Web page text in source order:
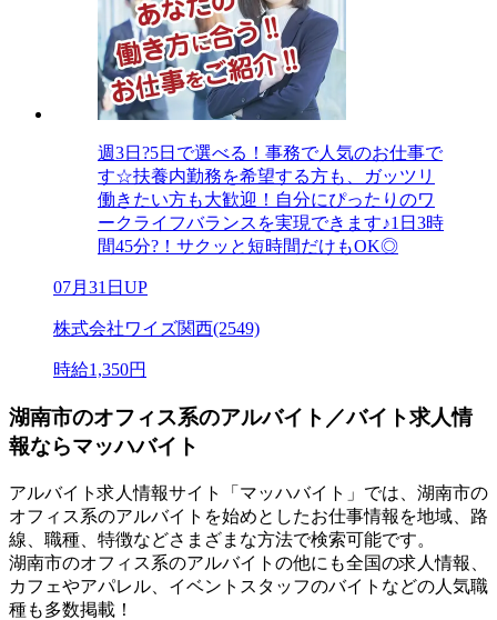
週3日?5日で選べる！事務で人気のお仕事で
す☆扶養内勤務を希望する方も、ガッツリ
働きたい方も大歓迎！自分にぴったりのワ
ークライフバランスを実現できます♪1日3時
間45分?！サクッと短時間だけもOK◎
07月31日UP
株式会社ワイズ関西(2549)
時給1,350円
湖南市のオフィス系のアルバイト／バイト求人情
報ならマッハバイト
アルバイト求人情報サイト「マッハバイト」では、湖南市の
オフィス系のアルバイトを始めとしたお仕事情報を地域、路
線、職種、特徴などさまざまな方法で検索可能です。
湖南市のオフィス系のアルバイトの他にも全国の求人情報、
カフェやアパレル、イベントスタッフのバイトなどの人気職
種も多数掲載！